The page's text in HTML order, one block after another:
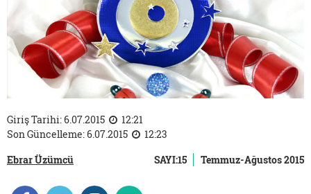
Giriş Tarihi: 6.07.2015
12:21
Son Güncelleme: 6.07.2015
12:23
Ebrar Üzümcü
SAYI:15 Temmuz-Ağustos 2015